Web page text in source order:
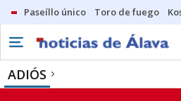
Paseíllo único Toro de fuego
ADIÓS